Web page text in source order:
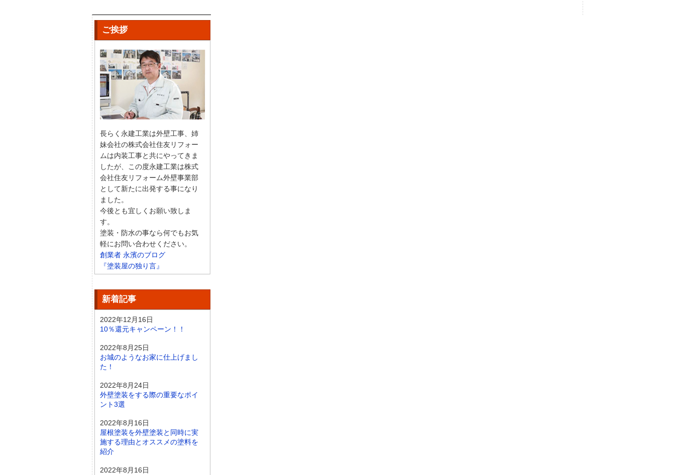
ご挨拶
長らく永建工業は外壁工事、姉
妹会社の株式会社住友リフォー
ムは内装工事と共にやってきま
したが、この度永建工業は株式
会社住友リフォーム外壁事業部
として新たに出発する事になり
ました。
今後とも宜しくお願い致しま
す。
塗装・防水の事なら何でもお気
軽にお問い合わせください。
創業者 永濱のブログ
『塗装屋の独り言』
新着記事
2022年12月16日
10％還元キャンペーン！！
2022年8月25日
お城のようなお家に仕上げまし
た！
2022年8月24日
外壁塗装をする際の重要なポイ
ント3選
2022年8月16日
屋根塗装を外壁塗装と同時に実
施する理由とオススメの塗料を
紹介
2022年8月16日